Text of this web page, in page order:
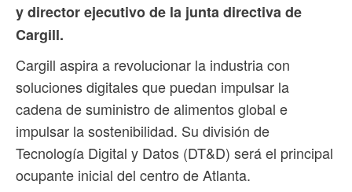
y director ejecutivo de la junta directiva de
Cargill.
Cargill aspira a revolucionar la industria con
soluciones digitales que puedan impulsar la
cadena de suministro de alimentos global e
impulsar la sostenibilidad. Su división de
Tecnología Digital y Datos (DT&D) será el principal
ocupante inicial del centro de Atlanta.